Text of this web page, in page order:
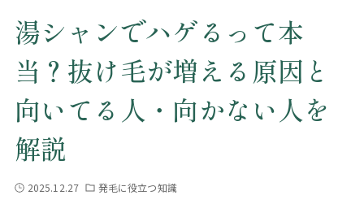
湯シャンでハゲるって本
当？抜け毛が増える原因と
向いてる人・向かない人を
解説
2025.12.27 発毛に役立つ知識